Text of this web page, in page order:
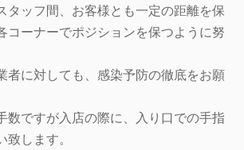
タッフ間、お客様とも一定の距離を保
コーナーでポジションを保つように努
者に対しても、感染予防の徹底をお願
数ですが入店の際に、入り口での手指
します。